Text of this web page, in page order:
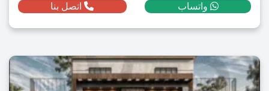
واتساب اتصل بنا